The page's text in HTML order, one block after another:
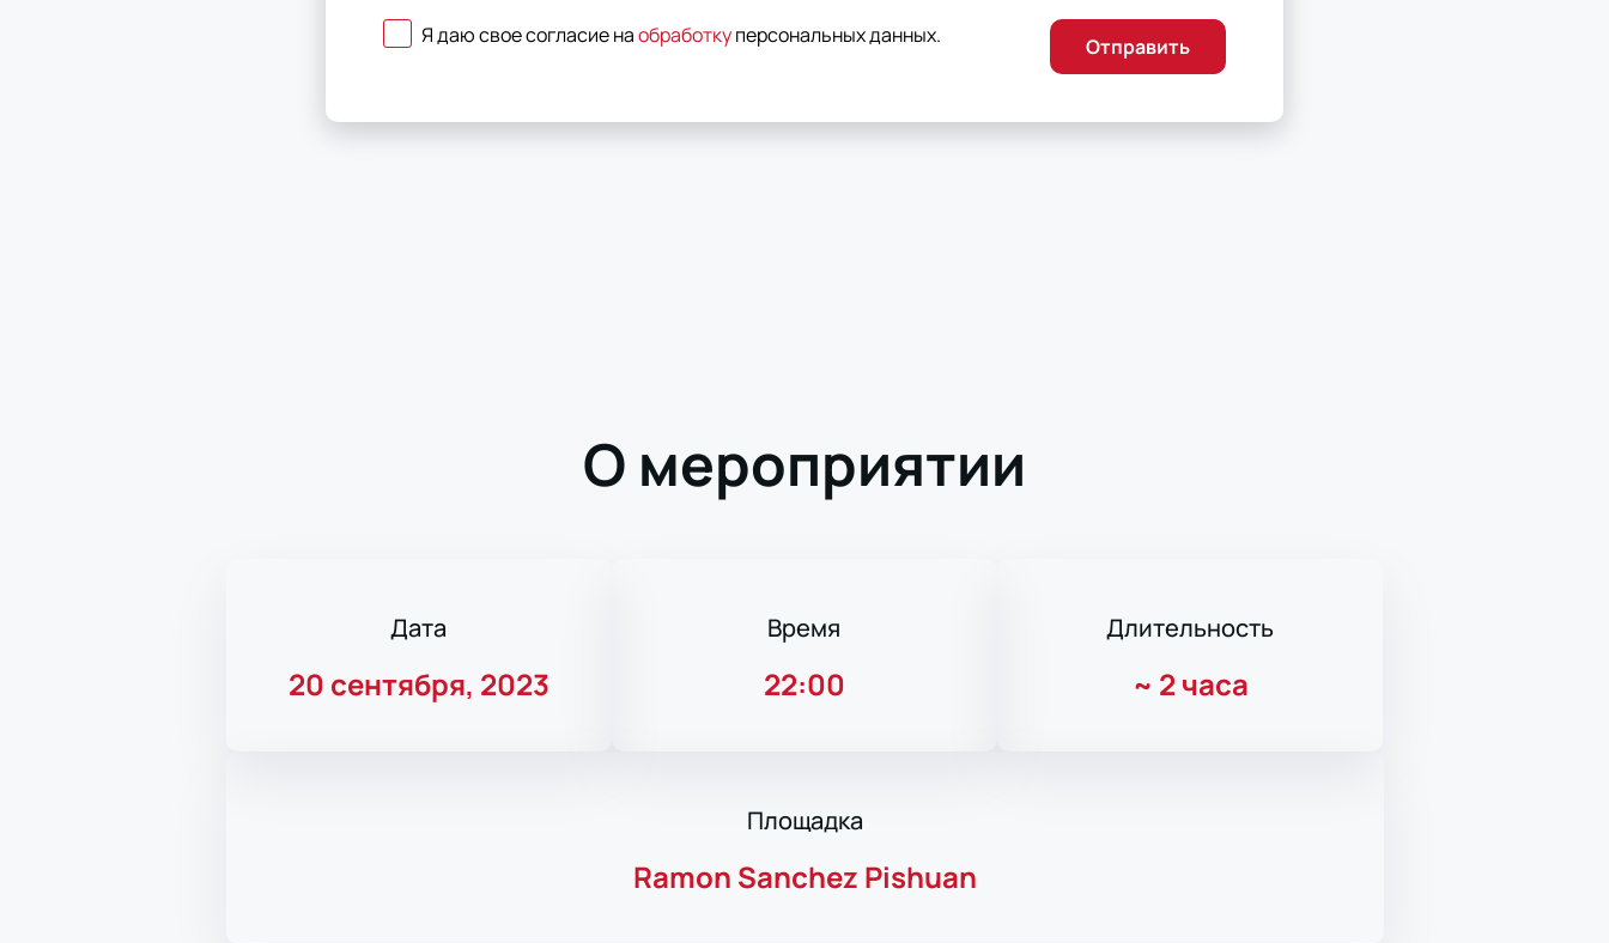
Я даю свое согласие наобработкуперсональных данных. Отправить
О мероприятии
Дата
20 сентября, 2023
Время
22:00
Длительность
~ 2 часа
Площадка
Ramon Sanchez Pishuan